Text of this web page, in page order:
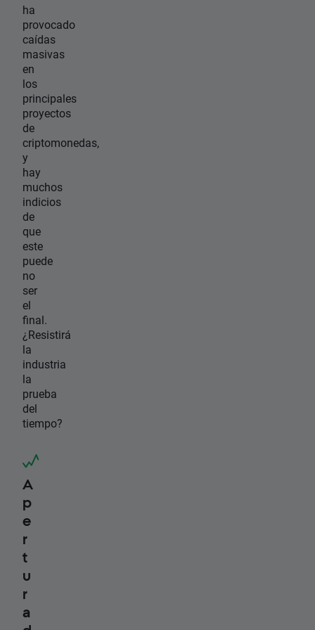
ha
provocado
caídas
masivas
en
los
principales
proyectos
de
criptomonedas,
y
hay
muchos
indicios
de
que
este
puede
no
ser
el
final.
¿Resistirá
la
industria
la
prueba
del
tiempo?
A
p
e
r
t
u
r
a